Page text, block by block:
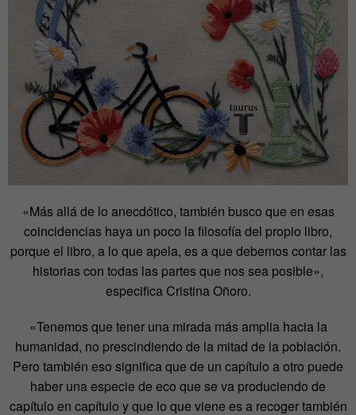
«Más allá de lo anecdótico, también busco que en esas
coincidencias haya un poco la filosofía del propio libro,
porque el libro, a lo que apela, es a que debemos contar las
historias con todas las partes que nos sea posible»,
especifica Cristina Oñoro.
«Tenemos que tener una mirada más amplia hacia la
humanidad, no prescindiendo de la mitad de la población.
Pero también eso significa que de un capítulo a otro puede
haber una especie de eco que se va produciendo de
capítulo en capítulo y que lo que viene es a recoger también